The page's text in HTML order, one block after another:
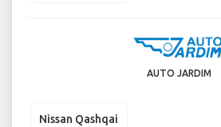
AUTO JARDIM
Nissan Qashqai